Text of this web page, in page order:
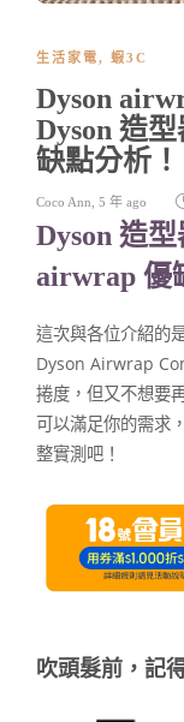
生活家電, 蝦3C
Dyson
Dyson 造
缺點分析！
Coco Ann 5 年 ago
Dyson 造
airwrap 優
這次與各位介紹的
Dyson Airwrap
捲度，但又不想要
可以滿足你的需求
整實測吧！
吹頭髮前，記